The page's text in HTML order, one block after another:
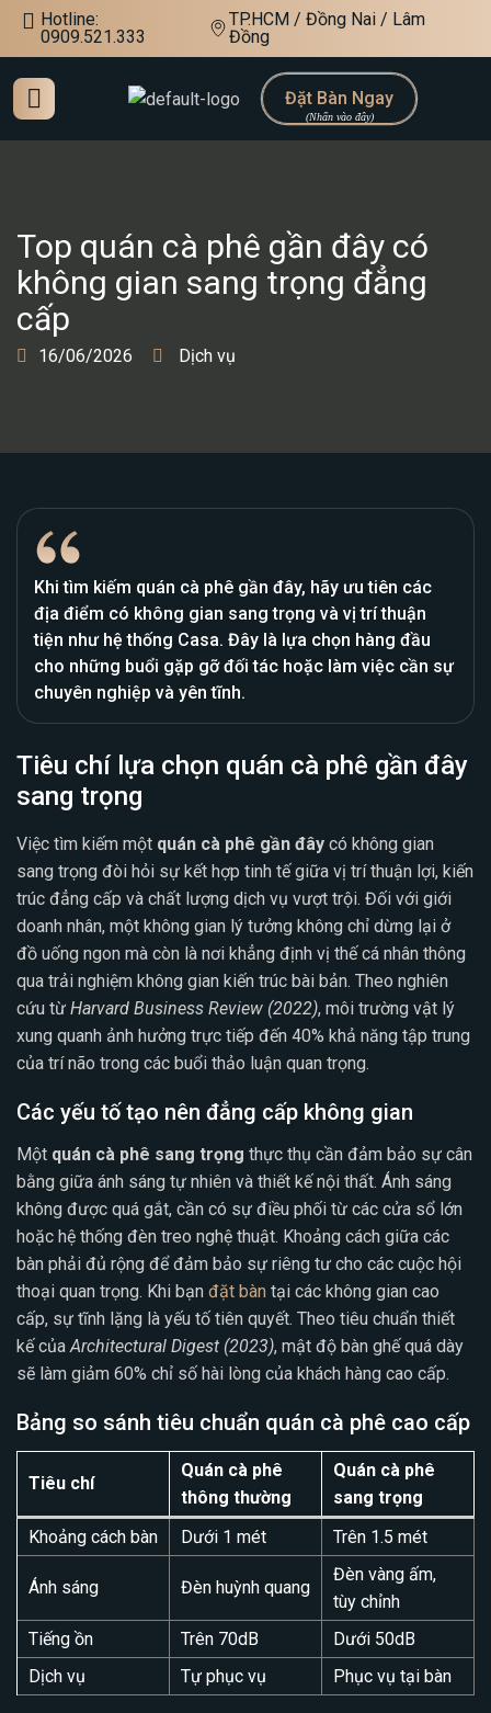
Hotline:
0909.521.333
TP.HCM / Đồng Nai / Lâm
Đồng
Đặt Bàn Ngay
Top quán cà phê gần đây có
không gian sang trọng đẳng
cấp
16/06/2026 Dịch vụ
Khi tìm kiếm quán cà phê gần đây, hãy ưu tiên các
địa điểm có không gian sang trọng và vị trí thuận
tiện như hệ thống Casa. Đây là lựa chọn hàng đầu
cho những buổi gặp gỡ đối tác hoặc làm việc cần sự
chuyên nghiệp và yên tĩnh.
Tiêu chí lựa chọn quán cà phê gần đây
sang trọng
Việc tìm kiếm một quán cà phê gần đây có không gian
sang trọng đòi hỏi sự kết hợp tinh tế giữa vị trí thuận lợi, kiến
trúc đẳng cấp và chất lượng dịch vụ vượt trội. Đối với giới
doanh nhân, một không gian lý tưởng không chỉ dừng lại ở
đồ uống ngon mà còn là nơi khẳng định vị thế cá nhân thông
qua trải nghiệm không gian kiến trúc bài bản. Theo nghiên
cứu từ Harvard Business Review (2022), môi trường vật lý
xung quanh ảnh hưởng trực tiếp đến 40% khả năng tập trung
của trí não trong các buổi thảo luận quan trọng.
Các yếu tố tạo nên đẳng cấp không gian
Một quán cà phê sang trọng thực thụ cần đảm bảo sự cân
bằng giữa ánh sáng tự nhiên và thiết kế nội thất. Ánh sáng
không được quá gắt, cần có sự điều phối từ các cửa sổ lớn
hoặc hệ thống đèn treo nghệ thuật. Khoảng cách giữa các
bàn phải đủ rộng để đảm bảo sự riêng tư cho các cuộc hội
thoại quan trọng. Khi bạn đặt bàn tại các không gian cao
cấp, sự tĩnh lặng là yếu tố tiên quyết. Theo tiêu chuẩn thiết
kế của Architectural Digest (2023), mật độ bàn ghế quá dày
sẽ làm giảm 60% chỉ số hài lòng của khách hàng cao cấp.
Bảng so sánh tiêu chuẩn quán cà phê cao cấp
Tiêu chí
Quán cà phê
thông thường
Quán cà phê
sang trọng
Khoảng cách bàn
Dưới 1 mét Trên 1.5 mét
Ánh sáng Đèn huỳnh quang
Đèn vàng ấm,
tùy chỉnh
Tiếng ồn
Trên 70dB
Dưới 50dB
Dịch vụ
Tự phục vụ Phục vụ tại bàn